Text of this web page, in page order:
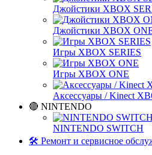
Джойстики XBOX
Джойстики XBOX
Игры XBOX SERIES
Игры XBOX ONE
Аксессуары / Kinect
🔴 NINTENDO
NINTENDO SWITCH
🛠️ Ремонт и сервисное